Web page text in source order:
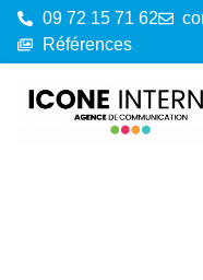
09 72 15 71 62
Références